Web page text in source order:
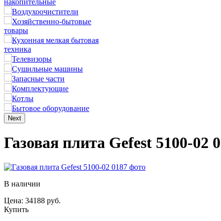
накопительные
Воздухоочистители
Хозяйственно-бытовые
товары
Кухонная мелкая бытовая
техника
Телевизоры
Сушильные машины
Запасные части
Комплектующие
Котлы
Бытовое оборудование
Next
Газовая плита Gefest 5100-02
В наличии
Цена: 34188 руб.
Купить